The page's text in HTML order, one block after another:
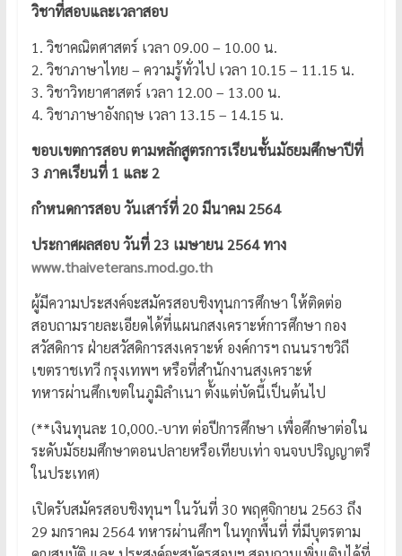
วิชาที่สอบและเวลาสอบ
1. วิชาคณิตศาสตร์ เวลา 09.00 – 10.00 น.
2. วิชาภาษาไทย – ความรู้ทั่วไป เวลา 10.15 – 11.15 น.
3. วิชาวิทยาศาสตร์ เวลา 12.00 – 13.00 น.
4. วิชาภาษาอังกฤษ เวลา 13.15 – 14.15 น.
ขอบเขตการสอบ ตามหลักสูตรการเรียนชั้นมัธยมศึกษาปีที่
3 ภาคเรียนที่ 1 และ 2
กำหนดการสอบ วันเสาร์ที่ 20 มีนาคม 2564
ประกาศผลสอบ วันที่ 23 เมษายน 2564 ทาง
www.thaiveterans.mod.go.th
ผู้มีความประสงค์จะสมัครสอบชิงทุนการศึกษา ให้ติดต่อ
สอบถามรายละเอียดได้ที่แผนกสงเคราะห์การศึกษา กอง
สวัสดิการ ฝ่ายสวัสดิการสงเคราะห์ องค์การฯ ถนนราชวิถี
เขตราชเทวี กรุงเทพฯ หรือที่สำนักงานสงเคราะห์
ทหารผ่านศึกเขตในภูมิลำเนา ตั้งแต่บัดนี้เป็นต้นไป
(**เงินทุนละ 10,000.-บาท ต่อปีการศึกษา เพื่อศึกษาต่อใน
ระดับมัธยมศึกษาตอนปลายหรือเทียบเท่า จนจบปริญญาตรี
ในประเทศ)
เปิดรับสมัครสอบชิงทุนฯ ในวันที่ 30 พฤศจิกายน 2563 ถึง
29 มกราคม 2564 ทหารผ่านศึกฯ ในทุกพื้นที่ ที่มีบุตรตาม